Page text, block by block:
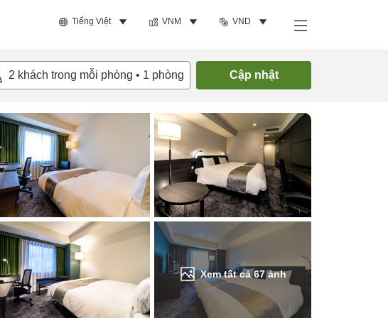
Tiếng Việt VNM VND
2 khách trong mỗi phòng • 1 phòng Cập nhật
Xem tất cả67ảnh
Tìm phòng trống